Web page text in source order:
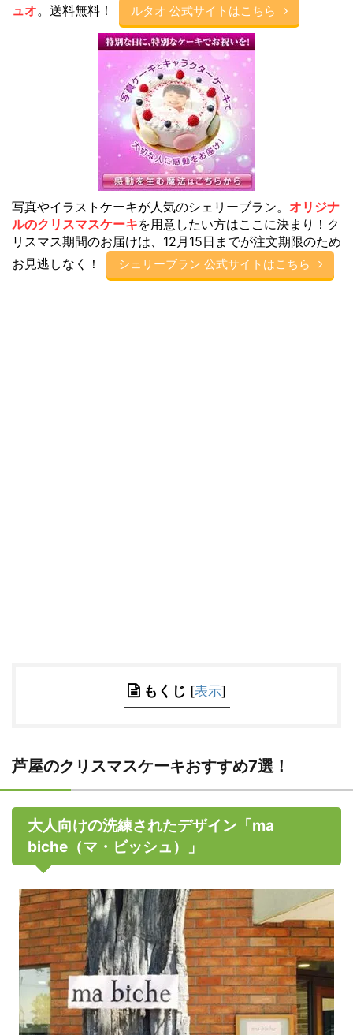
ュオ。送料無料！ ルタオ 公式サイトはこちら
写真やイラストケーキが人気のシェリーブラン。 オリジナ
ルのクリスマスケーキを用意したい方はここに決まり！ク
リスマス期間のお届けは、12月15日までが注文期限のため
お見逃しなく！
シェリーブラン 公式サイトはこちら
もくじ [表示]
芦屋のクリスマスケーキおすすめ7選！
大人向けの洗練されたデザイン「ma
biche（マ・ビッシュ）」